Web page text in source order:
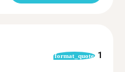
format_quote 1